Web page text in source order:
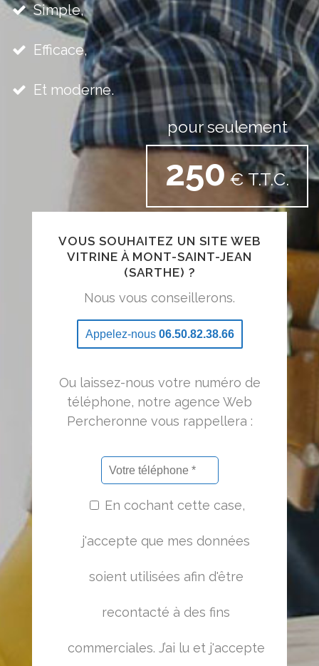
Simple,
Efficace,
Et moderne.
pour seulement
250 € T.T.C.
VOUS SOUHAITEZ UN SITE WEB
VITRINE À MONT-SAINT-JEAN
(SARTHE) ?
Nous vous conseillerons.
Appelez-nous 06.50.82.38.66
Ou laissez-nous votre numéro de
téléphone, notre agence Web
Percheronne vous rappellera :
En cochant cette case,
j'accepte que mes données
soient utilisées afin d'être
recontacté à des fins
commerciales. J’ai lu et j'accepte